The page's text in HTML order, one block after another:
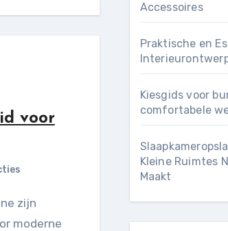
voor
moderne
Accessoires
Praktische en
Kiesgids voor
comfortabele
Kleine Ruimtes
Maakt